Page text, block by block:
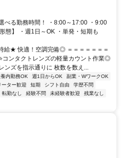
べる勤務時間！ ・8:00～17:00 ・9:00
態】 ・週1日～OK ・単発・短期も
給★ 快適！空調完備◎ ＝＝＝＝＝＝＝
コンタクトレンズの軽量カウント作業◎
ンズを指示通りに 枚数を数え...
内勤務OK 週1日からOK
副業・WワークOK
ーター歓迎 短期 シフト自由
学歴不問
転勤なし 経験不問 未経験者歓迎
残業なし